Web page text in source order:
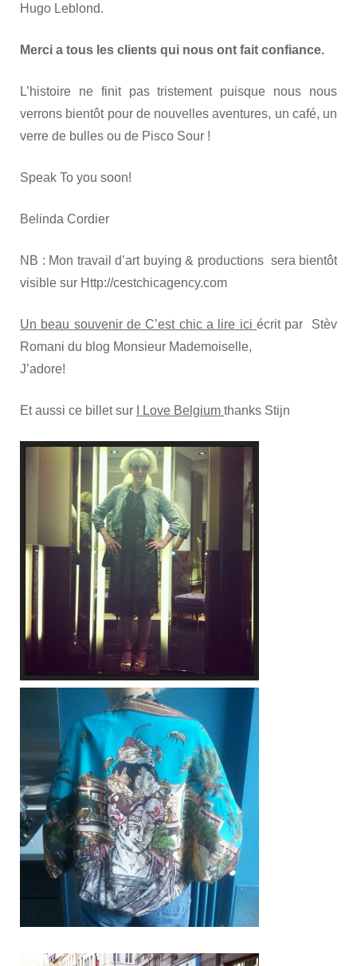
Hugo Leblond.
Merci a tous les clients qui nous ont fait confiance.
L’histoire ne finit pas tristement puisque nous nous
verrons bientôt pour de nouvelles aventures, un café, un
verre de bulles ou de Pisco Sour !
Speak To you soon!
Belinda Cordier
NB : Mon travail d’art buying & productions sera bientôt
visible sur Http://cestchicagency.com
Un beau souvenir de C’est chic a lire ici écrit par Stèv
Romani du blog Monsieur Mademoiselle,
J’adore!
Et aussi ce billet sur I Love Belgium thanks Stijn